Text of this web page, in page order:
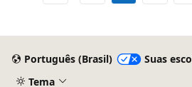
Português (Brasil)
Suas
Tema